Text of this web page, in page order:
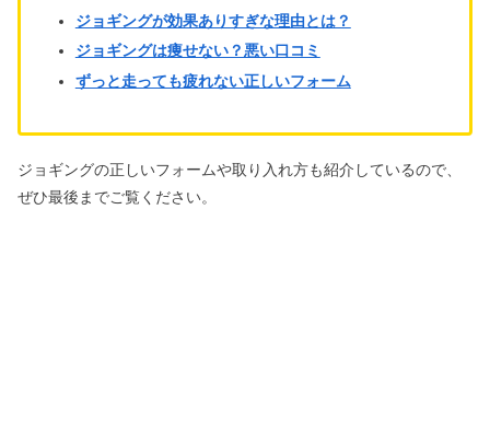
ジョギングが効果ありすぎな理由とは？
ジョギングは痩せない？悪い口コミ
ずっと走っても疲れない正しいフォーム
ジョギングの正しいフォームや取り入れ方も紹介しているので、
ぜひ最後までご覧ください。